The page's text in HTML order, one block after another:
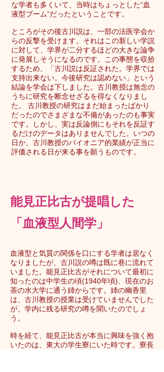
な学者も多くいて、当時はちょっとした“血
液型ブーム”だったということです。
ところがその後古川説は、一部の法医学会か
らの反撃を受けます。それはこの新しい学説
に対して、学界が二分するほどの大きな論争
に発展しそうになるのです。この事態を収拾
するため、「古川説は反証された。学界では
支持出来ない。今後研究は認めない」という
結論を学会は下しました。古川教授は無念の
うちに研究を断念せざるを得なくなりまし
た。 古川教授の研究はまだ始まったばかり
だったのでさまざまな不備があったのも事実
です。しかし、実は反論側にもそれを反証す
るだけのデータはありませんでした。いつの
日か、古川教授のパイオニア的業績が正当に
評価される日が来る事を願うものです。
能見正比古が提唱した
「血液型人間学」
血液型と気質の関係を口にする学者は居なく
なりましたが、古川説の噂は既に巷に流れて
いました。能見正比古がそれについて最初に
知ったのは中学生の頃(1940年頃)、現在のお
茶の水大学に通う姉からです。姉の幽香里
は、古川教授の授業は受けていませんでした
が、学内に残る研究の噂を聞いたのでしょ
う。
時を経て、能見正比古が本当に興味を強く抱
いたのは、東大の学生寮にいた時です。寮長